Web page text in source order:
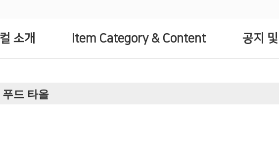
소개 Item Category & Content 공지
드 타올